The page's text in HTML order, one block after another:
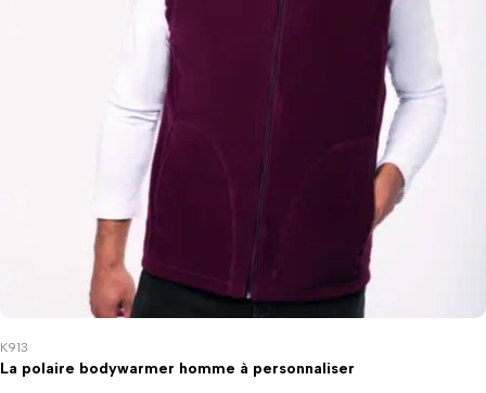
K913
La polaire bodywarmer homme à personnaliser